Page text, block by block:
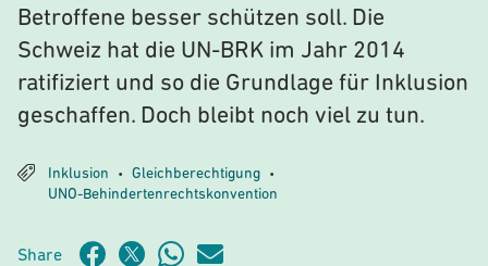
Betroffene besser schützen soll. Die
Schweiz hat die UN-BRK im Jahr 2014
ratifiziert und so die Grundlage für Inklusion
geschaffen. Doch bleibt noch viel zu tun.
Inklusion • Gleichberechtigung •
UNO-Behindertenrechtskonvention
Share